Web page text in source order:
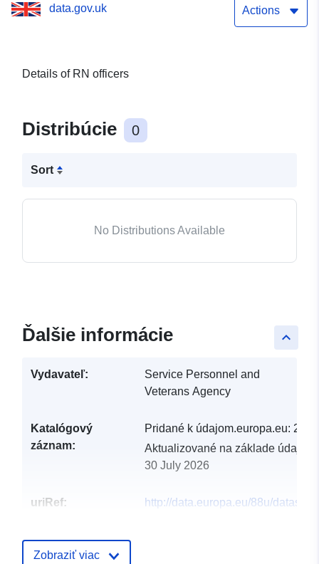
data.gov.uk Actions
Details of RN officers
Distribúcie 0
Sort
No Distributions Available
keyboard_arrow_up
Ďalšie informácie
Vydavateľ:
Service Personnel and
Veterans Agency
Katalógový
záznam:
Pridané k údajom.europa.eu: 29
Aktualizované na základe
30 July 2026
uriRef:
http://data.europa.eu/88u/dataset/
Zobraziť viac